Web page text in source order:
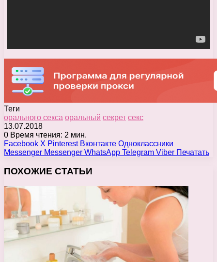
Теги
орального секса оральный секрет секс
13.07.2018
0 Время чтения: 2 мин.
Facebook X Pinterest Вконтакте Одноклассники
Messenger Messenger WhatsApp Telegram Viber Печатать
ПОХОЖИЕ СТАТЬИ